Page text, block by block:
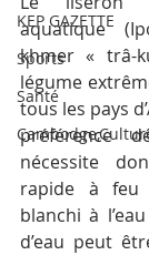
KEP GAZETTE
Sports
Santé
aquatique
khmer « trâ-
légume
tous les pays
préférence
nécessite
rapide à feu
blanchi à
d’eau peut